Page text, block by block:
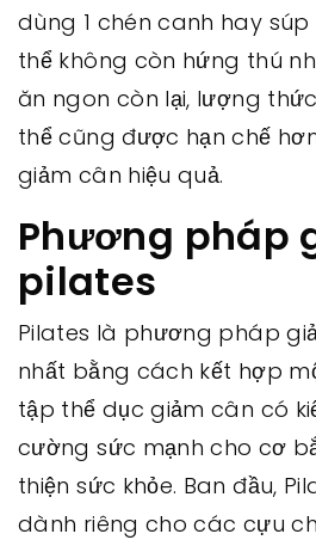
dùng 1 chén canh hay
thể không còn hứng thú
ăn ngon còn lại, lượng
thể cũng được hạn chế
giảm cân hiệu quả.
Phương pháp
pilates
Pilates là phương pháp
nhất bằng cách kết hợp
tập thể dục giảm cân có
cường sức mạnh cho cơ
thiện sức khỏe. Ban đầu,
dành riêng cho các cựu